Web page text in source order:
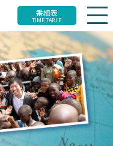
番組表
TIME TABLE